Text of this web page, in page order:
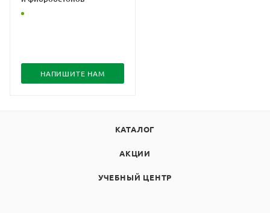
НАПИШИТЕ НАМ
КАТАЛОГ
АКЦИИ
УЧЕБНЫЙ ЦЕНТР